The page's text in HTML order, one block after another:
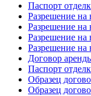
Паспорт
Разрешение на
Разрешение на
Разрешение на
Разрешение на
Договор
Паспорт
Образец
Образец